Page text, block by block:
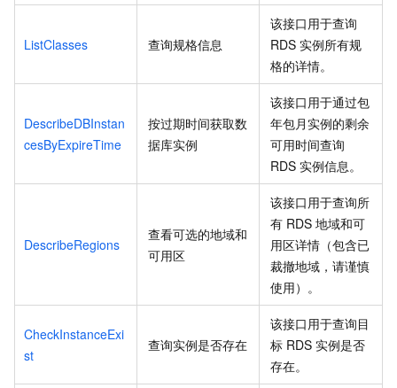
ListClasses 查询规格信息
该接口用于查询
RDS 实例所有规
格的详情。
DescribeDBInstan
cesByExpireTime
按过期时间获取数
据库实例
该接口用于通过包
年包月实例的剩余
可用时间查询
RDS 实例信息。
DescribeRegions
查看可选的地域和
可用区
该接口用于查询所
有 RDS 地域和可
用区详情（包含已
裁撤地域，请谨慎
使用）。
CheckInstanceExi
st
查询实例是否存在
该接口用于查询目
标 RDS 实例是否
存在。